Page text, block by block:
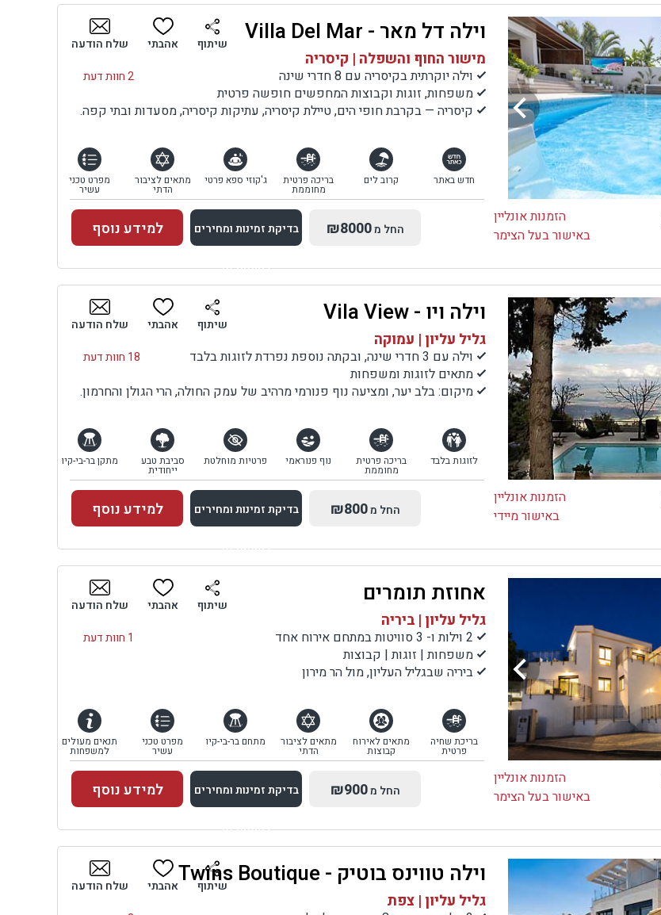
בדיקת זמינות ומחירים וילה דל מאר - Villa Del Mar
מישור החוף והשפלה | קיסריה
2 חוות דעת
וילה יוקרתית בקיסריה עם 8 חדרי שינה
משפחות, זוגות וקבוצות המחפשים חופשה פרטית
קיסריה — בקרבת חופי הים, טיילת קיסריה, עתיקות קיסריה, מסעדות ובתי קפה.
שיתוף אהבתי שלח הודעה
חדש באתר קרוב לים בריכה פרטית
מחוממת
ג'קוזי ספא פרטי מתאים לציבור
הדתי
מפרט טכני
עשיר
הזמנות אונליין
באישור בעל הצימר
החל מ₪8000 בדיקת זמינות ומחירים
למתחם זה
בדיקת זמינות ומחירים
למידע נוסף
וילה ויו - Vila View
גליל עליון | עמוקה
18 חוות דעת
וילה עם 3 חדרי שינה, ובקתה נוספת נפרדת לזוגות בלבד
מתאים לזוגות ומשפחות
מיקום: בלב יער, ומציעה נוף פנורמי מרהיב של עמק החולה, הרי הגולן והחרמון.
שיתוף אהבתי שלח הודעה
לזוגות בלבד בריכה פרטית
מחוממת
נוף פנוראמי פרטיות מוחלטת סביבת טבע
ייחודית
מתקן בר-בי-קיו
הזמנות אונליין
באישור מיידי
החל מ₪800 בדיקת זמינות ומחירים
למתחם זה
בדיקת זמינות ומחירים
למידע נוסף
אחוזת תומרים
גליל עליון | ביריה
1 חוות דעת
2 וילות ו- 3 סוויטות במתחם אירוח אחד
משפחות | זוגות | קבוצות
ביריה שבגליל העליון, מול הר מירון
שיתוף אהבתי שלח הודעה
בריכת שחיה
פרטית
מתאים לאירוח
קבוצות
מתאים לציבור
הדתי
מתחם בר-בי-קיו מפרט טכני
עשיר
תנאים מעולים
למשפחות
הזמנות אונליין
באישור בעל הצימר
החל מ₪900 בדיקת זמינות ומחירים
למתחם זה
בדיקת זמינות ומחירים
למידע נוסף
וילה טווינס בוטיק - Twins Boutique
גליל עליון | צפת
שיתוף אהבתי שלח הודעה